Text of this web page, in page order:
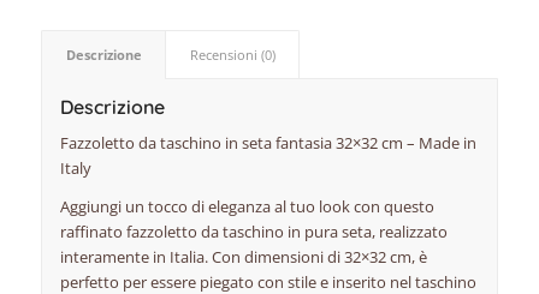
Descrizione Recensioni (0)
Descrizione
Fazzoletto da taschino in seta fantasia 32×32 cm – Made in
Italy
Aggiungi un tocco di eleganza al tuo look con questo
raffinato fazzoletto da taschino in pura seta, realizzato
interamente in Italia. Con dimensioni di 32×32 cm, è
perfetto per essere piegato con stile e inserito nel taschino